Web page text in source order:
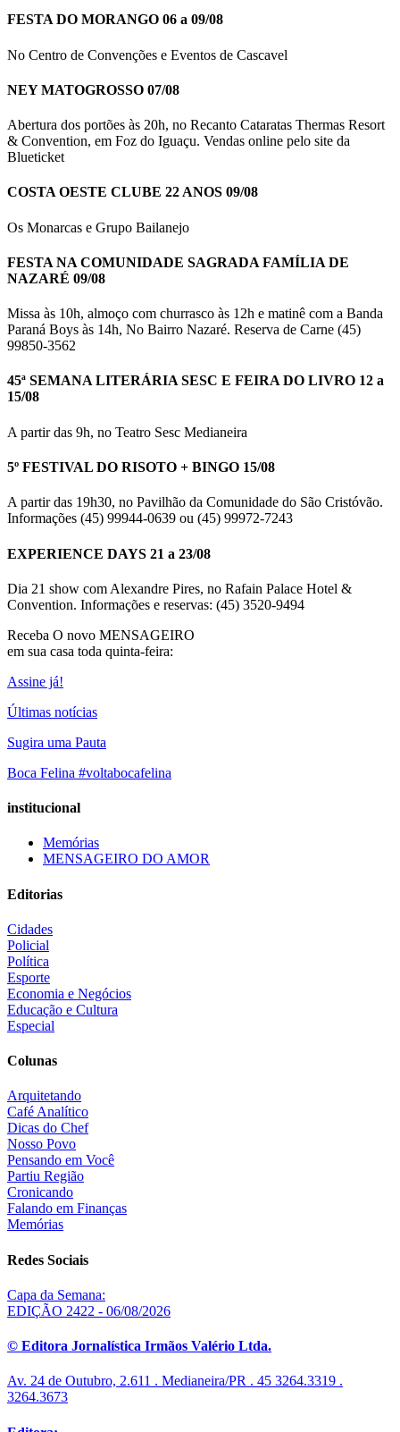
FESTA DO MORANGO 06 a 09/08
No Centro de Convenções e Eventos de Cascavel
NEY MATOGROSSO 07/08
Abertura dos portões às 20h, no Recanto Cataratas Thermas Resort
& Convention, em Foz do Iguaçu. Vendas online pelo site da
Blueticket
COSTA OESTE CLUBE 22 ANOS 09/08
Os Monarcas e Grupo Bailanejo
FESTA NA COMUNIDADE SAGRADA FAMÍLIA DE
NAZARÉ 09/08
Missa às 10h, almoço com churrasco às 12h e matinê com a Banda
Paraná Boys às 14h, No Bairro Nazaré. Reserva de Carne (45)
99850-3562
45ª SEMANA LITERÁRIA SESC E FEIRA DO LIVRO 12 a
15/08
A partir das 9h, no Teatro Sesc Medianeira
5º FESTIVAL DO RISOTO + BINGO 15/08
A partir das 19h30, no Pavilhão da Comunidade do São Cristóvão.
Informações (45) 99944-0639 ou (45) 99972-7243
EXPERIENCE DAYS 21 a 23/08
Dia 21 show com Alexandre Pires, no Rafain Palace Hotel &
Convention. Informações e reservas: (45) 3520-9494
Receba O novo MENSAGEIRO
em sua casa toda quinta-feira:
Assine já!
Últimas notícias
Sugira uma Pauta
Boca Felina #voltabocafelina
institucional
Memórias
MENSAGEIRO DO AMOR
Editorias
Cidades
Policial
Política
Esporte
Economia e Negócios
Educação e Cultura
Especial
Colunas
Arquitetando
Café Analítico
Dicas do Chef
Nosso Povo
Pensando em Você
Partiu Região
Cronicando
Falando em Finanças
Memórias
Redes Sociais
Capa da Semana:
EDIÇÃO 2422 - 06/08/2026
© Editora Jornalística Irmãos Valério Ltda.
Av. 24 de Outubro, 2.611 . Medianeira/PR . 45 3264.3319 .
3264.3673